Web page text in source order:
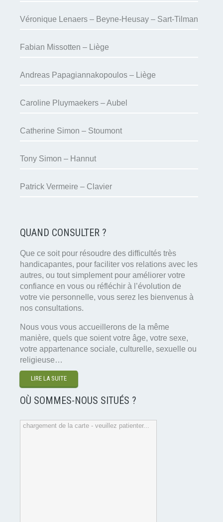
Véronique Lenaers – Beyne-Heusay – Sart-Tilman
Fabian Missotten – Liège
Andreas Papagiannakopoulos – Liège
Caroline Pluymaekers – Aubel
Catherine Simon – Stoumont
Tony Simon – Hannut
Patrick Vermeire – Clavier
QUAND CONSULTER ?
Que ce soit pour résoudre des difficultés très
handicapantes, pour faciliter vos relations avec les
autres, ou tout simplement pour améliorer votre
confiance en vous ou réfléchir à l’évolution de
votre vie personnelle, vous serez les bienvenus à
nos consultations.
Nous vous vous accueillerons de la même
manière, quels que soient votre âge, votre sexe,
votre appartenance sociale, culturelle, sexuelle ou
religieuse…
LIRE LA SUITE
OÙ SOMMES-NOUS SITUÉS ?
chargement de la carte - veuillez patienter...